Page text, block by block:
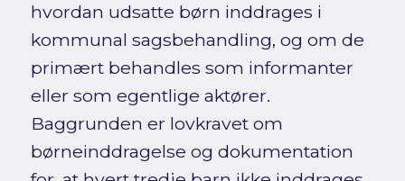
hvordan udsatte børn inddrages i
kommunal sagsbehandling, og om de
primært behandles som informanter
eller som egentlige aktører.
Baggrunden er lovkravet om
børneinddragelse og dokumentation